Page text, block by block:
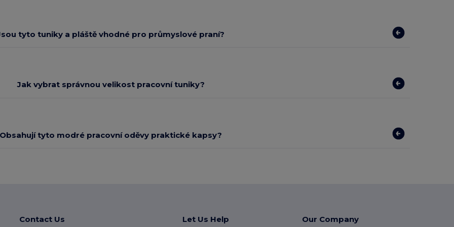
tyto tuniky a pláště vhodné pro průmyslové praní?
Jak vybrat správnou velikost pracovní tuniky?
Obsahují tyto modré pracovní oděvy praktické kapsy?
Contact Us Let Us Help Our Company